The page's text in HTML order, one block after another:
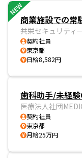
NEW
商業施設での常
共栄セキュリティ
契約社員
東京都
日給8,582円
歯科助手/未経
医療法人社団
契約社員
東京都
月給25万円